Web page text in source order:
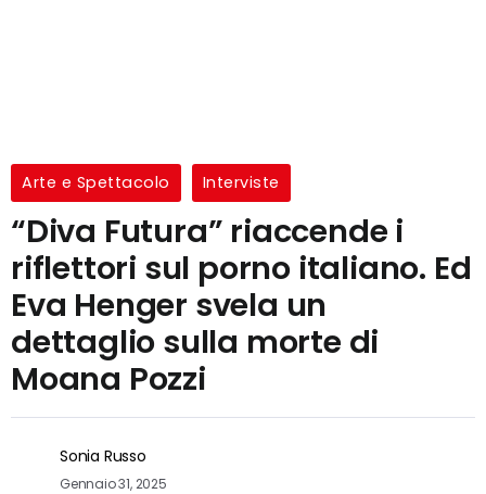
Arte e Spettacolo Interviste
“Diva Futura” riaccende i
riflettori sul porno italiano. Ed
Eva Henger svela un
dettaglio sulla morte di
Moana Pozzi
Sonia Russo
Gennaio 31, 2025